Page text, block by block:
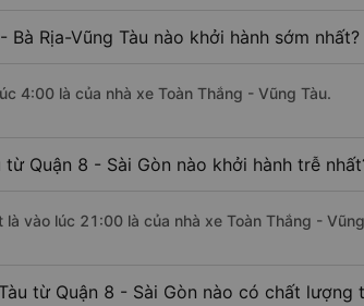
Rịa-Vũng Tàu nào khởi hành sớm nhất?
4:00 là của nhà xe Toàn Thắng - Vũng Tàu.
Quận 8 - Sài Gòn nào khởi hành trễ
vào lúc 21:00 là của nhà xe Toàn Thắng -
từ Quận 8 - Sài Gòn nào có chất lượng